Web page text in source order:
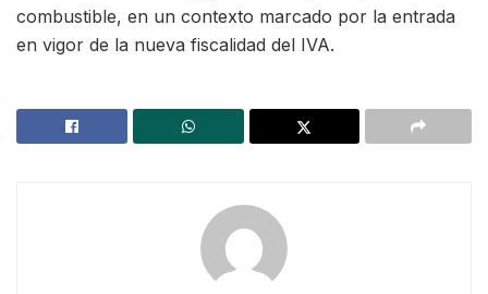
combustible, en un contexto marcado por la entrada
en vigor de la nueva fiscalidad del IVA.